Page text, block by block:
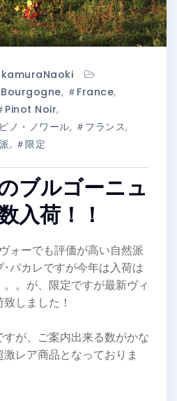
Bourgogne, ＃France,
Pinot Noir,
ノ・ノワール, ＃フランス,
, ＃限定
ブルゴーニュ
入荷！！
ォーでも評価が高い自然派
パカレですが今年は入荷は
。が、限定ですが最新ヴィ
しました！
が、ご案内出来る数がかな
レア商品となっておりま